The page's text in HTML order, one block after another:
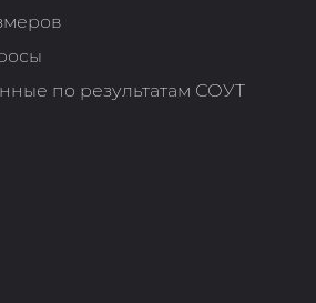
по результатам СОУТ